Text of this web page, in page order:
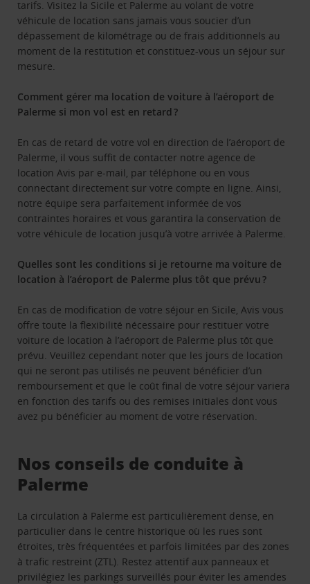
tarifs. Visitez la Sicile et Palerme au volant de votre
véhicule de location sans jamais vous soucier d’un
dépassement de kilométrage ou de frais additionnels au
moment de la restitution et constituez-vous un séjour sur
mesure.
Comment gérer ma location de voiture à l’aéroport de
Palerme si mon vol est en retard ?
En cas de retard de votre vol en direction de l’aéroport de
Palerme, il vous suffit de contacter notre agence de
location Avis par e-mail, par téléphone ou en vous
connectant directement sur votre compte en ligne. Ainsi,
notre équipe sera parfaitement informée de vos
contraintes horaires et vous garantira la conservation de
votre véhicule de location jusqu’à votre arrivée à Palerme.
Quelles sont les conditions si je retourne ma voiture de
location à l’aéroport de Palerme plus tôt que prévu ?
En cas de modification de votre séjour en Sicile, Avis vous
offre toute la flexibilité nécessaire pour restituer votre
voiture de location à l’aéroport de Palerme plus tôt que
prévu. Veuillez cependant noter que les jours de location
qui ne seront pas utilisés ne peuvent bénéficier d’un
remboursement et que le coût final de votre séjour variera
en fonction des tarifs ou des remises initiales dont vous
avez pu bénéficier au moment de votre réservation.
Nos conseils de conduite à
Palerme
La circulation à Palerme est particulièrement dense, en
particulier dans le centre historique où les rues sont
étroites, très fréquentées et parfois limitées par des zones
à trafic restreint (ZTL). Restez attentif aux panneaux et
privilégiez les parkings surveillés pour éviter les amendes